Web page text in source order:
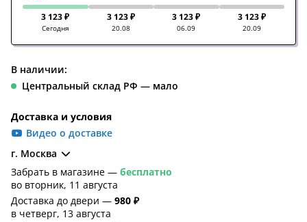
3 123 ₽
Сегодня
3 123 ₽
20.08
3 123 ₽
06.09
3 123 ₽
20.09
В наличии:
Центральный склад РФ — мало
Доставка и условия
Видео о доставке
г. Москва
Забрать в магазине — бесплатно
во вторник, 11 августа
Доставка до двери — 980 ₽
в четверг, 13 августа